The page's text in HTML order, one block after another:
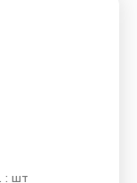
: шт